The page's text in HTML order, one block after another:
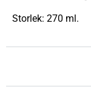
Storlek: 270 ml.